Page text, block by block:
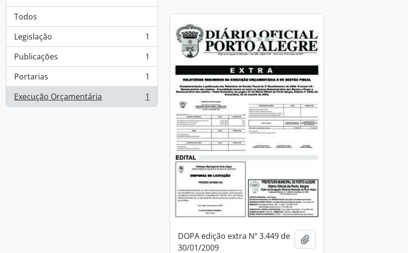
Todos
Legislação
, 1 resultados
1
Publicações
, 1 resultados
1
Portarias
, 1 resultados
1
Execução Orçamentária
, 1 resultados 1
DOPA edição extra Nº 3.449 de
30/01/2009